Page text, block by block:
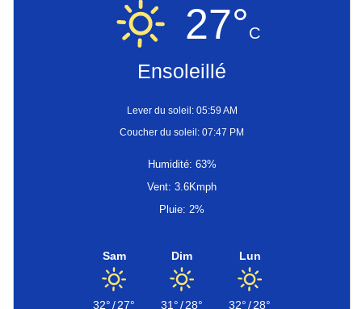
27°C
Ensoleillé
Lever du soleil: 05:59 AM
Coucher du soleil: 07:47 PM
Humidité: 63%
Vent: 3.6Kmph
Pluie: 2%
Sam
32°/27°
Dim
31°/28°
Lun
32°/28°